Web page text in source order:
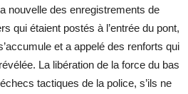
nouvelle des enregistrements de
qui étaient postés à l’entrée du pont,
et a appelé des renforts qui
La libération de la force du bas
tactiques de la police, s’ils ne